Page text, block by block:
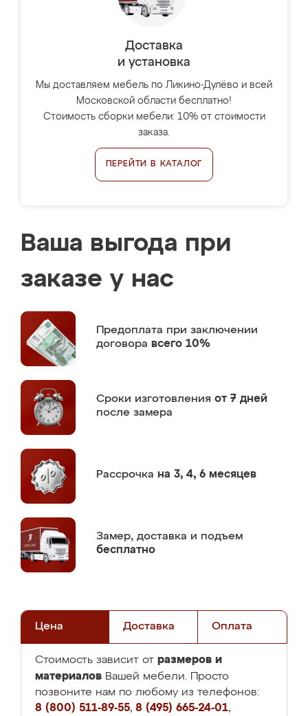
Доставка
и установка
Мы доставляем мебель по Ликино-Дулёво и всей
Московской области бесплатно!
Стоимость сборки мебели: 10% от стоимости
заказа.
ПЕРЕЙТИ В КАТАЛОГ
Ваша выгода при
заказе у нас
Предоплата при заключении
договора всего 10%
Сроки изготовления от 7 дней
после замера
Рассрочка на 3, 4, 6 месяцев
Замер, доставка и подъем
бесплатно
Цена Доставка Оплата
Стоимость зависит от размеров и
материалов Вашей мебели. Просто
позвоните нам по любому из телефонов:
8 (800) 511-89-55, 8 (495) 665-24-01,